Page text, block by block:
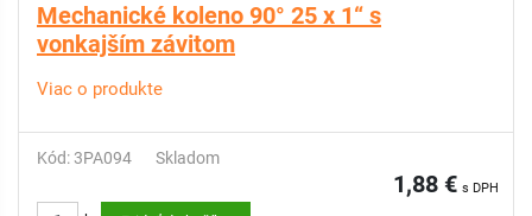
Mechanické koleno 90° 25 x 1“ s
vonkajším závitom
Viac o produkte
Kód: 3PA094 Skladom
1,88 € s DPH